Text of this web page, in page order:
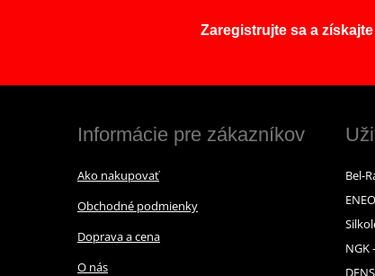
Zaregistrujte sa a
Informácie pre zákazníkov
Ako nakupovať
Obchodné podmienky
Doprava a cena
O nás
Bel-
NGK